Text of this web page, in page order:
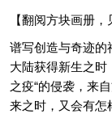
【翻阅方块画册
谱写创造与奇迹的
大陆获得新生之时
之疫“的侵袭，来
来之时，又会有怎